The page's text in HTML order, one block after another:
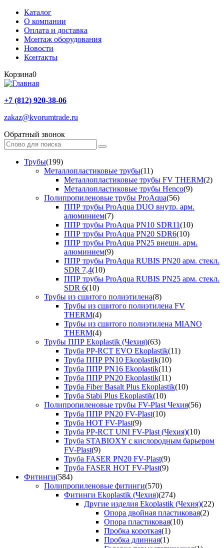
Каталог
О компании
Оплата и доставка
Монтаж оборудования
Новости
Контакты
Корзина0
+7 (812) 920-38-06
zakaz@kvorumtrade.ru
Обратный звонок
Трубы(199)
Металлопластиковые трубы(11)
Металлопластиковые трубы FV THERM(2)
Металлопластиковые трубы Henco(9)
Полипропиленовые трубы ProAqua(56)
ППР трубы ProAqua DUO внутр. арм.
алюминием(7)
ППР трубы ProAqua PN10 SDR11(10)
ППР трубы ProAqua PN20 SDR6(10)
ППР трубы ProAqua PN25 внешн. арм.
алюминием(9)
ППР трубы ProAqua RUBIS PN20 арм. стекл.
SDR 7,4(10)
ППР трубы ProAqua RUBIS PN25 арм. стекл.
SDR 6(10)
Трубы из сшитого полиэтилена(8)
Трубы из сшитого полиэтилена FV
THERM(4)
Трубы из сшитого полиэтилена MIANO
THERM(4)
Трубы ППР Ekoplastik (Чехия)(63)
Труба PP-RCT EVO Ekoplastik(11)
Труба ППР PN10 Ekoplastik(10)
Труба ППР PN16 Ekoplastik(11)
Труба ППР PN20 Ekoplastik(11)
Труба Fiber Basalt Plus Ekoplastik(10)
Труба Stabi Plus Ekoplastik(10)
Полипропиленовые трубы FV-Plast Чехия(56)
Труба ППР PN20 FV-Plast(10)
Труба HOT FV-Plast(9)
Труба PP-RCT UNI FV-Plast (Чехия)(10)
Труба STABIOXY с кислородным барьером
FV-Plast(9)
Труба FASER PN20 FV-Plast(9)
Труба FASER HOT FV-Plast(9)
Фитинги(584)
Полипропиленовые фитинги(570)
Фитинги Ekoplastik (Чехия)(274)
Другие изделия Ekoplastik (Чехия)(22)
Опора двойная пластиковая(2)
Опора пластиковая(10)
Пробка короткая(1)
Пробка длинная(1)